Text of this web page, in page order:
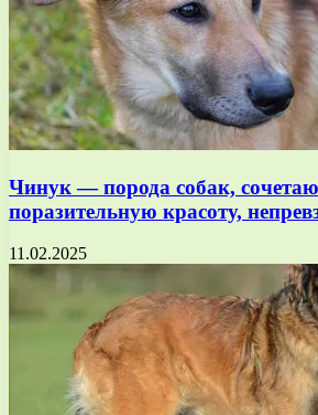
Чинук — порода собак,
поразительную красоту,
11.02.2025